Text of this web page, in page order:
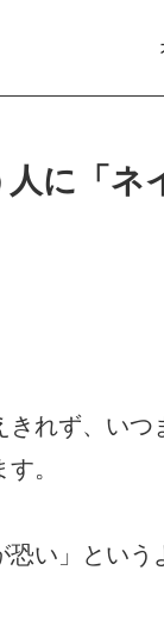
に「ネ
れず、いつ
。
い」という